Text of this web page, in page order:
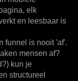
elk
en leesbaar is
funnel is nooit 'af'.
mensen af?
kun je
structureel